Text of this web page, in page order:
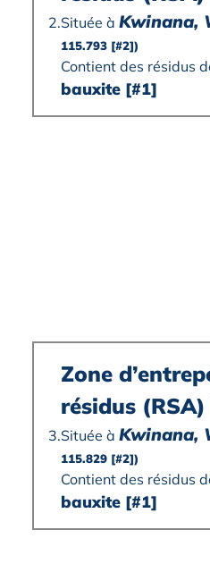
2.Située à Kwinana,
115.793 [#2])
Contient des résidus
bauxite [#1]
3.
Zone
résidus (RSA)
Située à Kwinana,
115.829 [#2])
Contient des résidus
bauxite [#1]